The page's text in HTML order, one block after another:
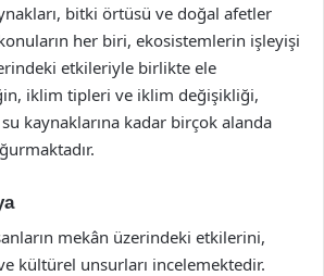
bitki örtüsü ve doğal afetler
her biri, ekosistemlerin işleyişi
etkileriyle birlikte ele
iklim tipleri ve iklim değişikliği,
kaynaklarına kadar birçok alanda
mekân üzerindeki etkilerini,
kültürel unsurları incelemektedir.